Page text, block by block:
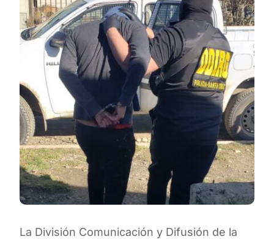
La División Comunicación y Difusión de la